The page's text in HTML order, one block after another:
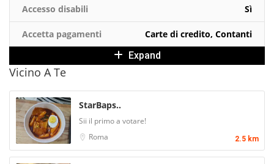
Accesso disabili Sì
Accetta pagamenti
Carte di credito, Contanti
Expand
Vicino A Te
StarBaps..
Sii il primo a votare!
Roma
2.5 km